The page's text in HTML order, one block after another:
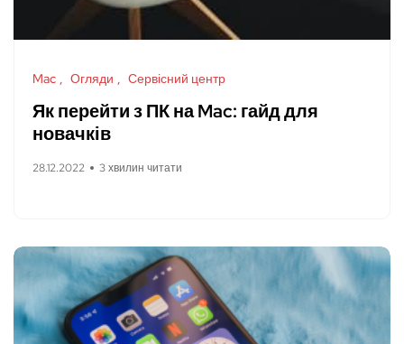
Mac Огляди Сервісний центр
Як перейти з ПК на Mac: гайд для
новачків
28.12.2022 3 хвилин читати